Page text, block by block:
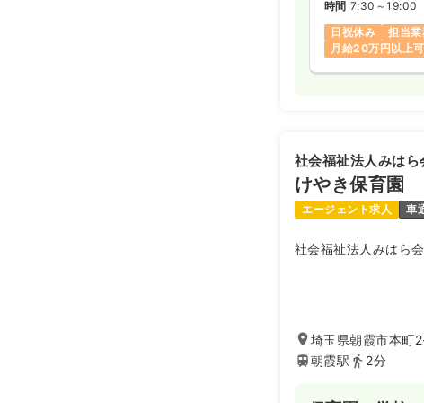
時間 7:30～19:00
日祝休み
担当
月給20万円以上可
社会福祉法人みはら
けやき保育園
エージェント求人 車
社会福祉法人みはら
埼玉県朝霞市本町
朝霞駅
2分